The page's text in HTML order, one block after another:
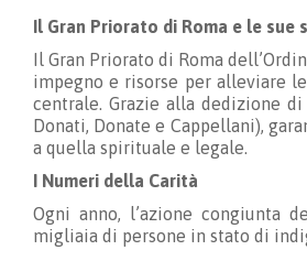
Il Gran Priorato di Roma e le
Il Gran Priorato di Roma
impegno e risorse per alleviare
centrale. Grazie alla dedizione di
Donati, Donate e Cappellani),
a quella spirituale e legale.
I Numeri della Carità
Ogni anno, l’azione congiunta
migliaia di persone in stato di